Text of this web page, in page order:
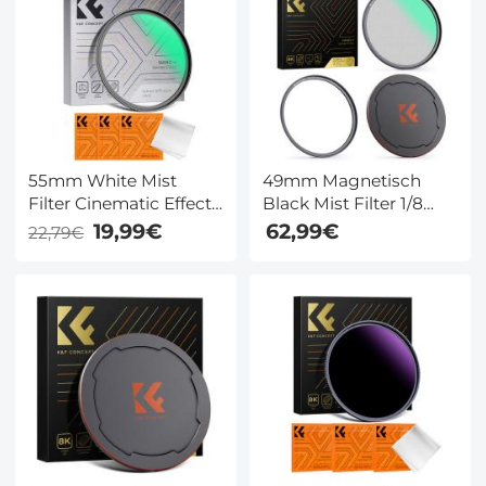
32GB Kaart
Inbegrepen, voor
Wildlife, Jacht &
Outdoor, Kentfaith
55mm White Mist
Filter Cinematic Effect
Filter met 18
Meerlaagse Coatings
Landschapsfotografie
Nano Klear Serie
22,79€ 19,99€
49mm Magnetisch
Black Mist Filter 1/8
Lens Filter Voor
Speciale Effecten HD
Waterdicht /
Krasbestendig /
Antireflectie Nano Xcel
62,99€